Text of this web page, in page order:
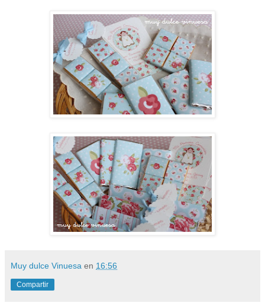
Muy dulce Vinuesa en 16:56
Compartir